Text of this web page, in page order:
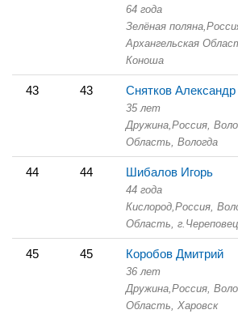
64 года
Зелёная поляна,
Архангельская
Коноша
43 43 Снятков Александр
35 лет
Дружина, Россия,
Область, Вологда
44 44 Шибалов Игорь
44 года
Кислород, Россия,
Область, г.Череповец
45 45 Коробов Дмитрий
36 лет
Дружина, Россия,
Область,
Харовск